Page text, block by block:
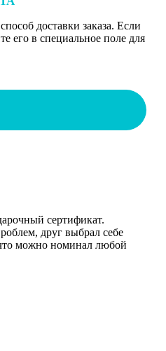
доставки заказа. Если
его в специальное поле для
сертификат.
друг выбрал себе
можно номинал любой